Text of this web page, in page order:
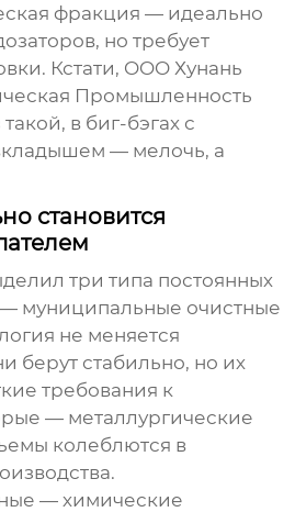
фракция — идеально
но требует
Кстати, OOO Хунань
Промышленность
в биг-бэгах с
— мелочь, а
становится
три типа постоянных
муниципальные очистные
не меняется
берут стабильно, но их
требования к
— металлургические
колеблются в
— химические